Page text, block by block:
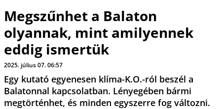
Megszűnhet a Balaton
olyannak, mint amilyennek
eddig ismertük
2025. július 07. 06:57
Egy kutató egyenesen klíma-K.O.-ról beszél a
Balatonnal kapcsolatban. Lényegében bármi
megtörténhet, és minden egyszerre fog változni.